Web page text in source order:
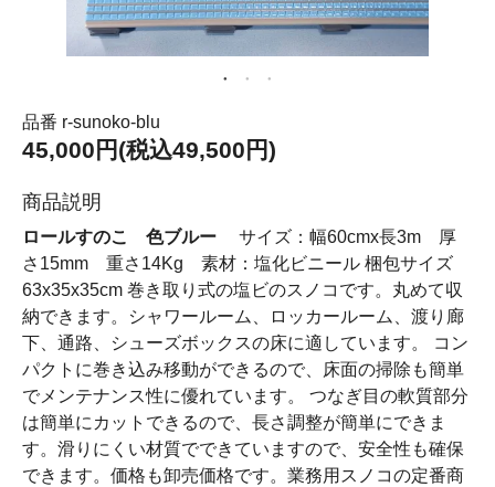
品番 r-sunoko-blu
45,000円(税込49,500円)
商品説明
ロールすのこ 色ブルー
サイズ：幅60cmx長3m 厚
さ15mm 重さ14Kg 素材：塩化ビニール 梱包サイズ
63x35x35cm 巻き取り式の塩ビのスノコです。丸めて収
納できます。シャワールーム、ロッカールーム、渡り廊
下、通路、シューズボックスの床に適しています。 コン
パクトに巻き込み移動ができるので、床面の掃除も簡単
でメンテナンス性に優れています。 つなぎ目の軟質部分
は簡単にカットできるので、長さ調整が簡単にできま
す。滑りにくい材質でできていますので、安全性も確保
できます。価格も卸売価格です。業務用スノコの定番商